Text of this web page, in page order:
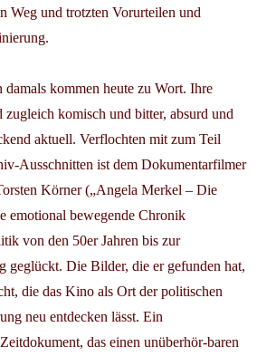
Weg und trotzten Vorurteilen und
kommen heute zu Wort. Ihre
zugleich komisch und bitter, absurd und
aktuell. Verflochten mit zum Teil
Ausschnitten ist dem Dokumentarfilmer
Körner („Angela Merkel – Die
emotional bewegende Chronik
von den 50er Jahren bis zur
geglückt. Die Bilder, die er gefunden hat,
die das Kino als Ort der politischen
neu entdecken lässt. Ein
das einen unüberhör-baren